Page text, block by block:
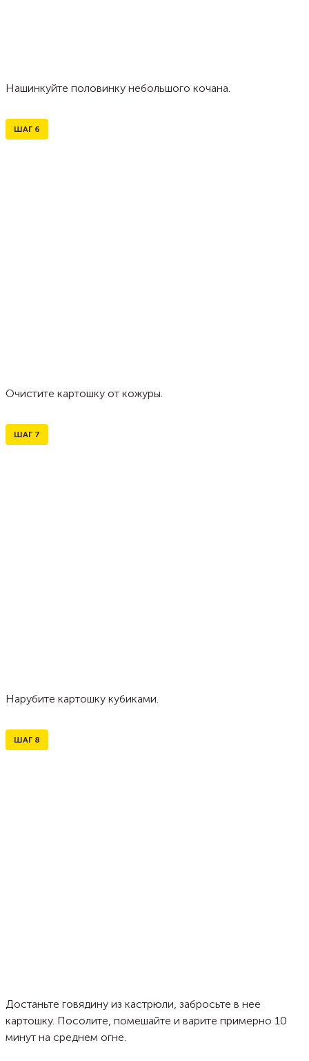
Нашинкуйте половинку небольшого кочана.
ШАГ 6
Очистите картошку от кожуры.
ШАГ 7
Нарубите картошку кубиками.
ШАГ 8
Достаньте говядину из кастрюли, забросьте в нее
картошку. Посолите, помешайте и варите примерно 10
минут на среднем огне.